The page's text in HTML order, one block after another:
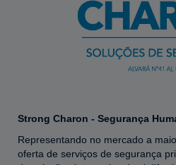
Strong Charon - Segurança
Representando no mercado a
oferta de serviços de segurança